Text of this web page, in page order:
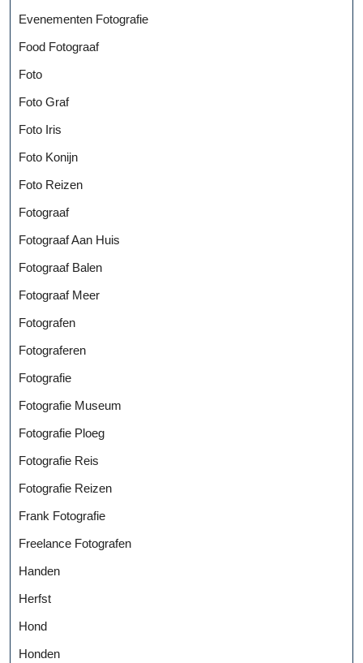
Evenementen Fotografie
Food Fotograaf
Foto
Foto Graf
Foto Iris
Foto Konijn
Foto Reizen
Fotograaf
Fotograaf Aan Huis
Fotograaf Balen
Fotograaf Meer
Fotografen
Fotograferen
Fotografie
Fotografie Museum
Fotografie Ploeg
Fotografie Reis
Fotografie Reizen
Frank Fotografie
Freelance Fotografen
Handen
Herfst
Hond
Honden